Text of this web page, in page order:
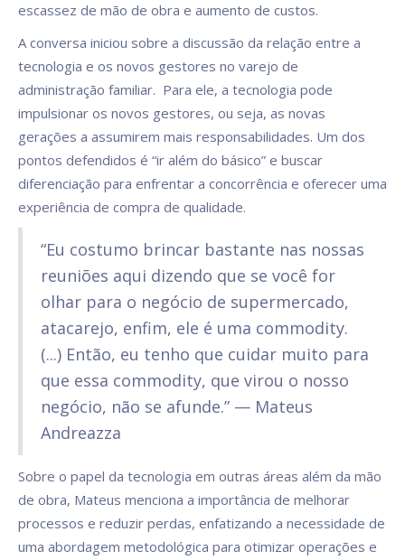
escassez de mão de obra e aumento de custos.
A conversa iniciou sobre a discussão da relação entre a
tecnologia e os novos gestores no varejo de
administração familiar. Para ele, a tecnologia pode
impulsionar os novos gestores, ou seja, as novas
gerações a assumirem mais responsabilidades. Um dos
pontos defendidos é “ir além do básico” e buscar
diferenciação para enfrentar a concorrência e oferecer uma
experiência de compra de qualidade.
“Eu costumo brincar bastante nas nossas
reuniões aqui dizendo que se você for
olhar para o negócio de supermercado,
atacarejo, enfim, ele é uma commodity.
(...) Então, eu tenho que cuidar muito para
que essa commodity, que virou o nosso
negócio, não se afunde.” — Mateus
Andreazza
Sobre o papel da tecnologia em outras áreas além da mão
de obra, Mateus menciona a importância de melhorar
processos e reduzir perdas, enfatizando a necessidade de
uma abordagem metodológica para otimizar operações e